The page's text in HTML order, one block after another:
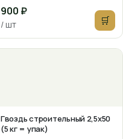
900 ₽
/ шт 🛒
Гвоздь строительный 2,5х50
(5 кг = упак)